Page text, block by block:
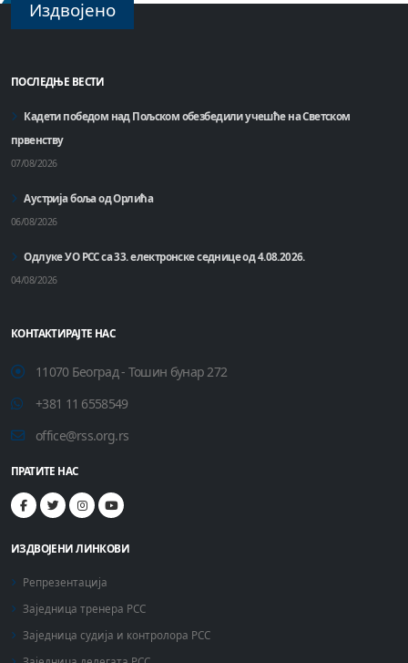
Издвојено
ПОСЛЕДЊЕ ВЕСТИ
Кадети победом над Пољском обезбедили учешће на Светском
првенству
07/08/2026
Аустрија боља од Орлића
06/08/2026
Одлуке УО РСС са 33. електронске седнице од 4.08.2026.
04/08/2026
КОНТАКТИРАЈТЕ НАС
11070 Београд - Тошин бунар 272
+381 11 6558549
office@rss.org.rs
ПРАТИТЕ НАС
ИЗДВОЈЕНИ ЛИНКОВИ
Репрезентација
Заједница тренера РСС
Заједница судија и контролора РСС